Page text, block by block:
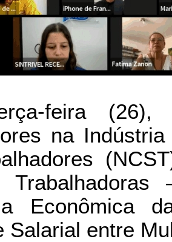
feira (26),
na
Econômica
Salarial entre